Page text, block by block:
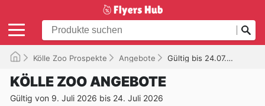
Kölle Zoo Prospekte Angebote Gültig bis 24.07.2026
KÖLLE ZOO ANGEBOTE
Gültig von 9. Juli 2026 bis 24. Juli 2026